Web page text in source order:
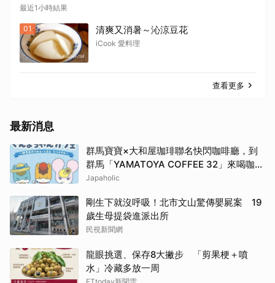
最近1小時結果
01 清爽又消暑～沁涼豆花
iCook 愛料理
查看更多
最新消息
群馬寶寶×大和屋珈琲聯名快閃咖啡廳，到
群馬「YAMATOYA COFFEE 32」來喝咖啡
吧
Japaholic
剛生下就沒呼吸！北市文山驚傳嬰屍案 19
歲生母提袋進派出所
民視新聞網
龍眼挑選、保存8大撇步 「剪果梗＋噴
水」冷藏多放一周